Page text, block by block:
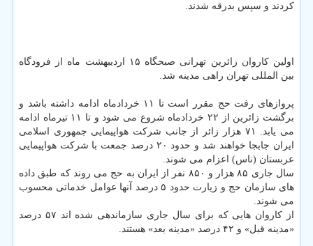
کردند و سپس بدرقه شدند.
اولین کاروان زائرین تهرانی صبحگاه ۱۵ اردیبهشت ماه از فرودگاه
بین المللی تهران راهی مدینه شد.
پروازهای رفت حج مقرر است تا ۱۱ خردادماه ادامه داشته باشد و
برگشت زائرین از ۲۲ خردادماه شروع می شود و تا ۱۱ تیرماه ادامه
می یابد. ۷۱ هزار زائر از جانب شرکت هواپیمایی جمهوری اسلامی
ایران جابجا خواهند شد و حدود ۲۰ درصد جمعت با شرکت هواپیمایی
عربستان (ناس) اعزام می شوند.
سال جاری ۸۵ هزار و ۸۵۰ نفر از ایران به حج می روند که طبق داده
های سازمان حج و زیارت حدود ۵ درصد آنها عوامل خدماتی محسوب
می شوند.
از کاروان هایی که برای سال جاری سازماندهی شده اند ۵۷ درصد
«مدینه قبل» و ۴۲ درصد «مدینه بعد» هستند.